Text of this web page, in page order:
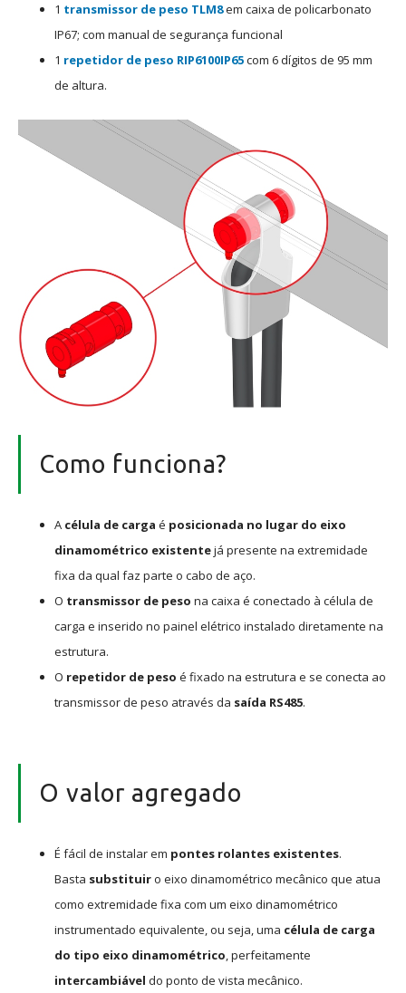
1 transmissor de peso TLM8em caixa de policarbonato
IP67; com manual de segurança funcional
1 repetidor de peso RIP6100IP65com 6 dígitos de 95 mm
de altura.
Como funciona?
A célula de carga é posicionada no lugar do eixo
dinamométrico existentejá presente na extremidade
fixa da qual faz parte o cabo de aço.
O transmissor de peso na caixa é conectado à célula de
carga e inserido no painel elétrico instalado diretamente na
estrutura.
O repetidor de peso é fixado na estrutura e se conecta ao
transmissor de peso através da saída RS485.
O valor agregado
É fácil de instalar em pontes rolantes existentes.
Basta substituiro eixo dinamométrico mecânico que atua
como extremidade fixa com um eixo dinamométrico
instrumentado equivalente, ou seja, uma célula de carga
do tipo eixo dinamométrico, perfeitamente
intercambiável do ponto de vista mecânico.